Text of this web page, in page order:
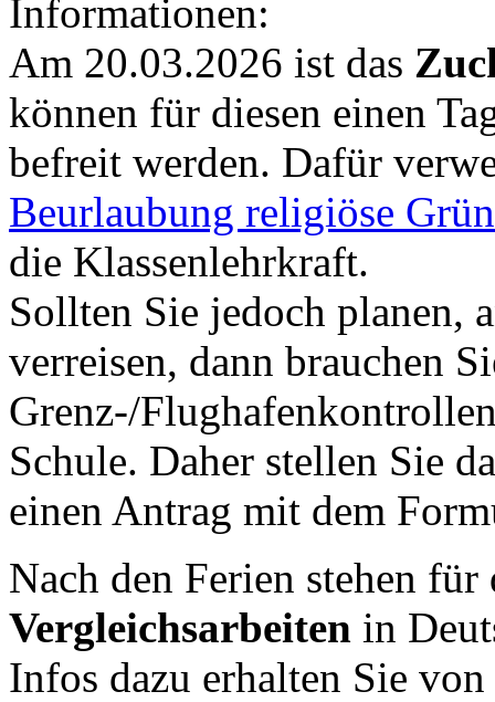
Informationen:
Am 20.03.2026 ist das
können für diesen einen
befreit werden. Dafür
Beurlaubung religiöse
die Klassenlehrkraft.
Sollten Sie jedoch planen,
verreisen, dann brauchen
Grenz-/
Schule. Daher stellen Sie
einen Antrag mit dem
Nach den Ferien stehen
Vergleichsarbeiten in
Infos dazu erhalten Sie